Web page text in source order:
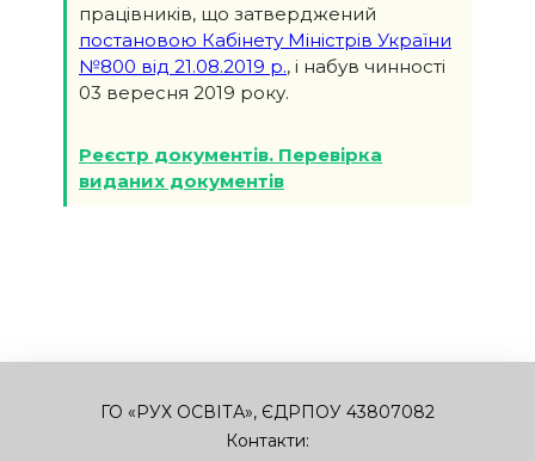
працівників, що затверджений
постановою Кабінету Міністрів України
№800 від 21.08.2019 р., і набув чинності
03 вересня 2019 року.
Реєстр документів. Перевірка
виданих документів
ГО «РУХ ОСВІТА», ЄДРПОУ 43807082
Контакти: